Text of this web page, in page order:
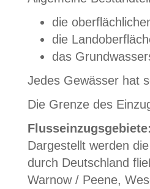
die
die
das
Jedes Gewässer hat
Die Grenze des
Dargestellt werden
durch Deutschland
Warnow / Peene,